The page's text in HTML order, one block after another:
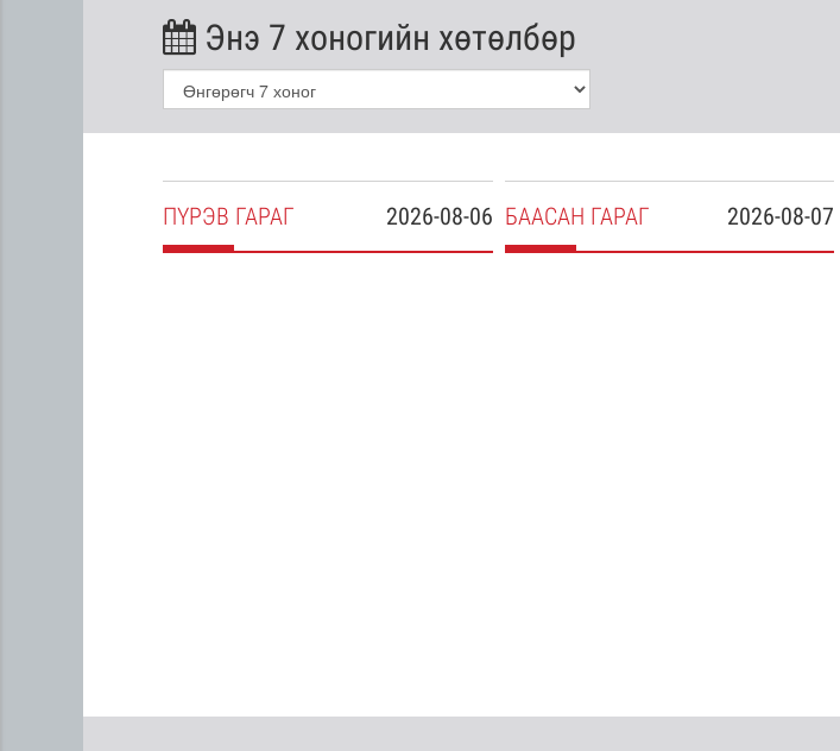
Энэ 7 хоногийн хөтөлбөр
2026-08-06
ПҮРЭВ ГАРАГ 2026-08-07
БААСАН ГАРАГ